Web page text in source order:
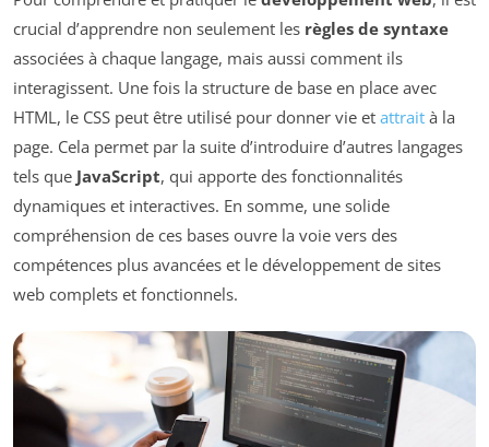
crucial d’apprendre non seulement les règles de syntaxe
associées à chaque langage, mais aussi comment ils
interagissent. Une fois la structure de base en place avec
HTML, le CSS peut être utilisé pour donner vie et attrait à la
page. Cela permet par la suite d’introduire d’autres langages
tels que JavaScript, qui apporte des fonctionnalités
dynamiques et interactives. En somme, une solide
compréhension de ces bases ouvre la voie vers des
compétences plus avancées et le développement de sites
web complets et fonctionnels.